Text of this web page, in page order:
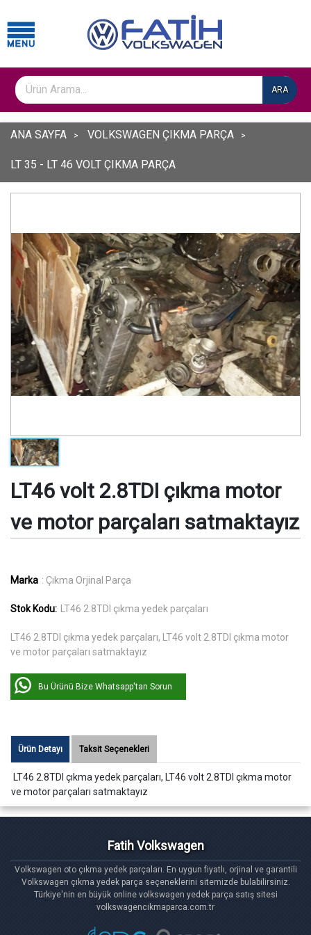
ARA
ANA SAYFA VOLKSWAGEN ÇIKMA PARÇA
LT 35 - LT 46 VOLT ÇIKMA PARÇA
LT46 volt 2.8TDI çıkma motor
ve motor parçaları satmaktayız
Marka : Çıkma Orjinal Parça
Stok Kodu: LT46 2.8TDI çıkma yedek parçaları
LT46 2.8TDI çıkma yedek parçaları, LT46 volt 2.8TDI çıkma motor
ve motor parçaları satmaktayız
Bu Ürünü Bize Whatsapp'tan Sorun
Ürün Detayı Taksit Seçenekleri
LT46 2.8TDI çıkma yedek parçaları, LT46 volt 2.8TDI çıkma motor
ve motor parçaları satmaktayız
Fatih Volkswagen
Volkswagen oto çıkma yedek parçaları. En uygun fiyatlı, orjinal ve garantili
Volkswagen çıkma yedek parça seçeneklerini sitemizde bulabilirsiniz.
Türkiye'nin en büyük online volkswagen yedek parça satış sitesi
volkswagencikmaparca.com.tr